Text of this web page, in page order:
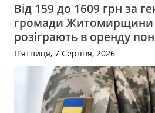
Від 159 до 1609 грн за
громади Житомирщини
розіграють в оренду
П’ятниця, 7 Серпня, 2026